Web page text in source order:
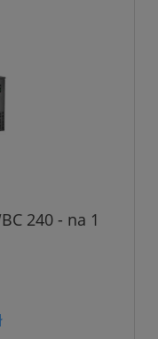
240 - na 1